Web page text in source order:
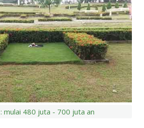
: mulai 480 juta - 700 juta an